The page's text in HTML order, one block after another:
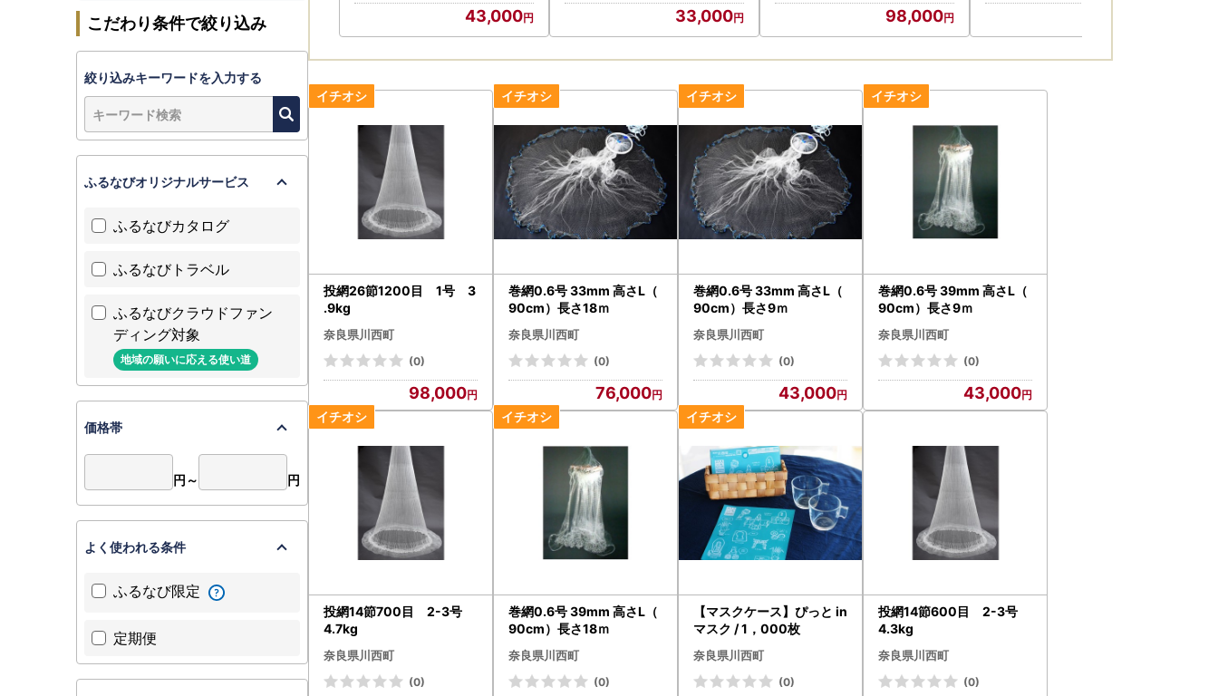
43,000 33,000 98,000
投網26節1200目 1号 3
.9kg
奈良県川西町
(0)
98,000
巻網0.6号 33mm 高さL（
90cm）長さ18ｍ
奈良県川西町
(0)
76,000
巻網0.6号 33mm 高さL（
90cm）長さ9ｍ
奈良県川西町
(0)
43,000
巻網0.6号 39mm 高さL（
90cm）長さ9ｍ
奈良県川西町
(0)
43,000
投網14節700目 2-3号
4.7kg
奈良県川西町
(0)
巻網0.6号 39mm 高さL（
90cm）長さ18ｍ
奈良県川西町
(0)
【マスクケース】ぴっと in
マスク / 1，000枚
奈良県川西町
(0)
投網14節600目 2-3号
4.3kg
奈良県川西町
(0)
こだわり条件で絞り込み
絞り込みキーワードを入力する
ふるなびオリジナルサービス
ふるなびカタログ
ふるなびトラベル
ふるなびクラウドファン
ディング対象
地域の願いに応える使い道
価格帯
円～ 円
よく使われる条件
ふるなび限定
定期便